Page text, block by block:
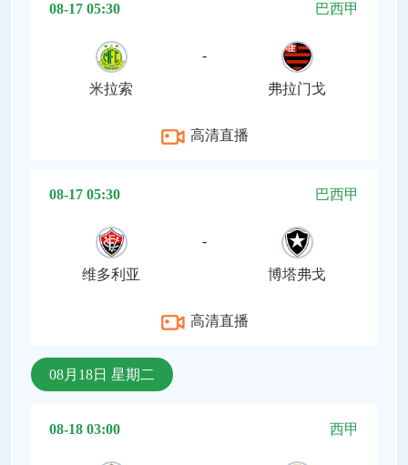
08-17 05:30 巴西甲
米拉索
-
弗拉门戈
高清直播
08-17 05:30 巴西甲
维多利亚
-
博塔弗戈
高清直播
08月18日 星期二
08-18 03:00 西甲